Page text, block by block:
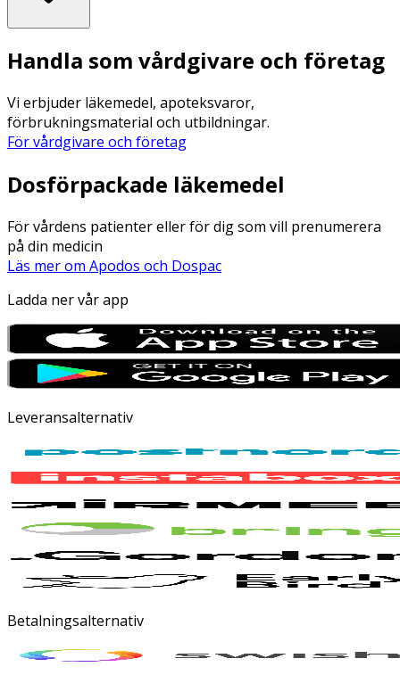
Handla som vårdgivare och företag
Vi erbjuder läkemedel, apoteksvaror,
förbrukningsmaterial och utbildningar.
För vårdgivare och företag
Dosförpackade läkemedel
För vårdens patienter eller för dig som vill prenumerera
på din medicin
Läs mer om Apodos och Dospac
Ladda ner vår app
Leveransalternativ
Betalningsalternativ